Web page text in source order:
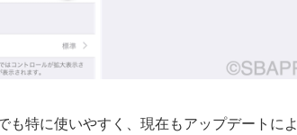
特に使いやすく、現在もアップデートによ